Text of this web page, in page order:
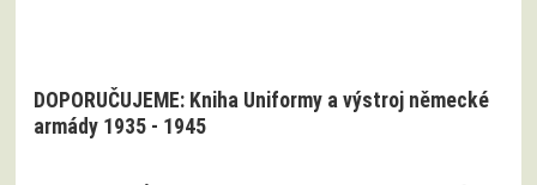
DOPORUČUJEME: Kniha Uniformy a výstroj německé
armády 1935 - 1945